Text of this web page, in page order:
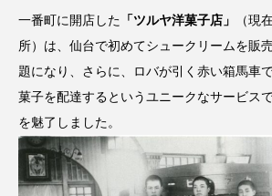
一番町に開店した 「ツルヤ洋菓子店」
（現
所）は、仙台で初めてシュークリームを販
題になり、さらに、ロバが引く赤い箱馬車
菓子を配達するというユニークなサービス
を魅了しました。